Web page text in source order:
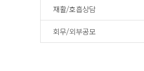
재활/호흡상담
회무/외부공모